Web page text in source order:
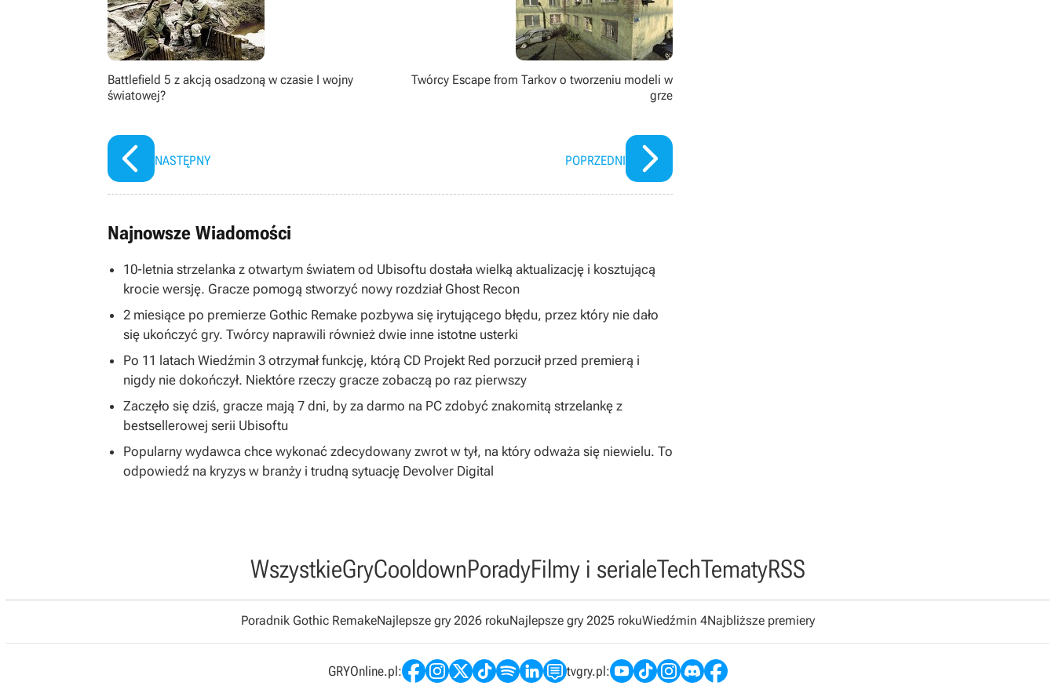
Battlefield 5 z akcją osadzoną w czasie I wojny
światowej?
NASTĘPNY
Twórcy Escape from Tarkov o tworzeniu modeli w
grze
POPRZEDNI
Najnowsze Wiadomości
10-letnia strzelanka z otwartym światem od Ubisoftu dostała wielką aktualizację i kosztującą
krocie wersję. Gracze pomogą stworzyć nowy rozdział Ghost Recon
2 miesiące po premierze Gothic Remake pozbywa się irytującego błędu, przez który nie dało
się ukończyć gry. Twórcy naprawili również dwie inne istotne usterki
Po 11 latach Wiedźmin 3 otrzymał funkcję, którą CD Projekt Red porzucił przed premierą i
nigdy nie dokończył. Niektóre rzeczy gracze zobaczą po raz pierwszy
Zaczęło się dziś, gracze mają 7 dni, by za darmo na PC zdobyć znakomitą strzelankę z
bestsellerowej serii Ubisoftu
Popularny wydawca chce wykonać zdecydowany zwrot w tył, na który odważa się niewielu. To
odpowiedź na kryzys w branży i trudną sytuację Devolver Digital
WszystkieGryCooldownPoradyFilmy i serialeTechTematyRSS
Poradnik Gothic RemakeNajlepsze gry 2026 rokuNajlepsze gry 2025 rokuWiedźmin 4Najbliższe premiery
GRYOnline.pl: tvgry.pl: